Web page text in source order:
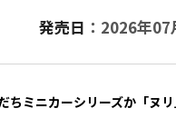
発売日 ：2026年
ちミニカーシリーズか「ヌ